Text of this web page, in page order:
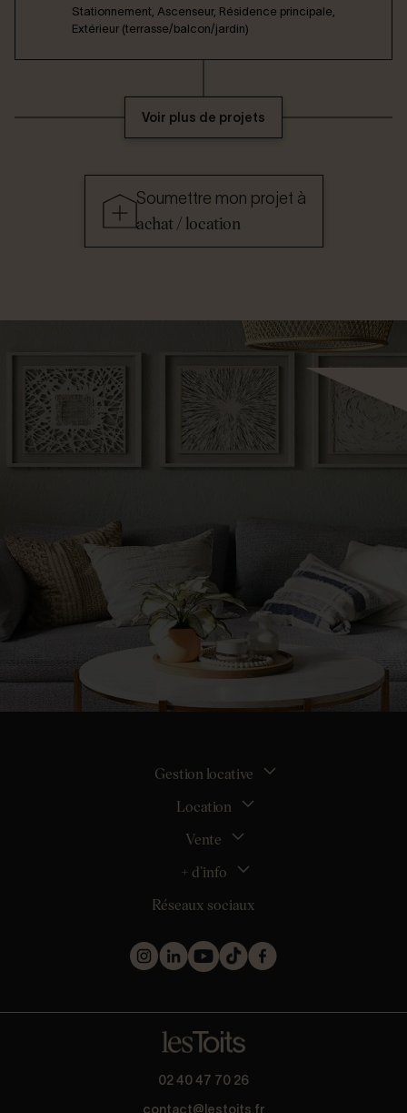
Stationnement, Ascenseur, Résidence principale,
Extérieur (terrasse/balcon/jardin)
Voir plus de projets
Soumettre mon projet à
achat / location
Gestion locative
La gestion locative
Location
Tous nos biens en location
Location appartement Saint-Sébastien-sur-Loire
Location maison Clisson (44190)
Location maison Rezé (44400)
Vente
Estimer mon bien
Maison Carquefou (44470)
Maison Couëron (44220)
Appartement Saint-Herblain (44800)
+ d’info
Inscription
Nos métiers
Les projets d’achat
Mentions légales
Politique de confidentialité
Barème
* Collecte d’avis conforme à la norme AFNOR NF ISO 20488 via
Réseaux sociaux
02 40 47 70 26
contact@lestoits.fr